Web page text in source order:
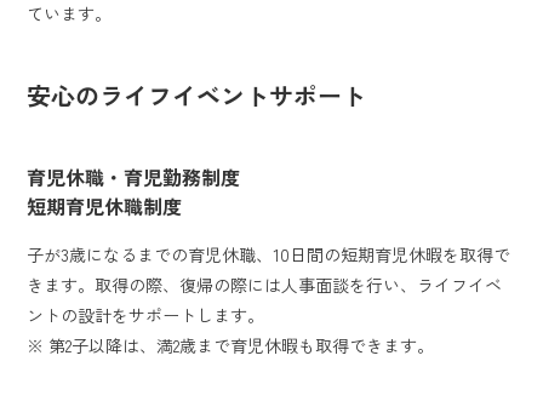
ています。
安心のライフイベントサポート
育児休職・育児勤務制度
短期育児休職制度
子が3歳になるまでの育児休職、10日間の短期育児休暇を取得で
きます。取得の際、復帰の際には人事面談を行い、ライフイベ
ントの設計をサポートします。
※ 第2子以降は、満2歳まで育児休暇も取得できます。